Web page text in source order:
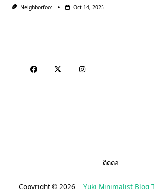
Neighborfoot Oct 14, 2025
ติดต่อ
Copyright © 2026 Yuki Minimalist Blog